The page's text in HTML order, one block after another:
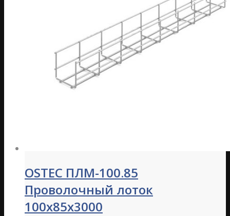
OSTEC ПЛМ-100.85
Проволочный лоток
100х85х3000